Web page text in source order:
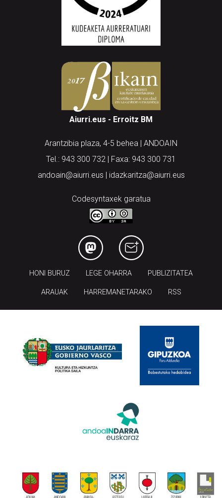
Aiurri.eus - Erroitz BM
Arantzibia plaza, 4-5 behea | ANDOAIN
Tel.: 943 300 732 | Faxa: 943 300 731
andoain@aiurri.eus | idazkaritza@aiurri.eus
Codesyntaxek garatua
HONI BURUZ LEGE OHARRA PUBLIZITATEA
ARAUAK HARREMANETARAKO RSS